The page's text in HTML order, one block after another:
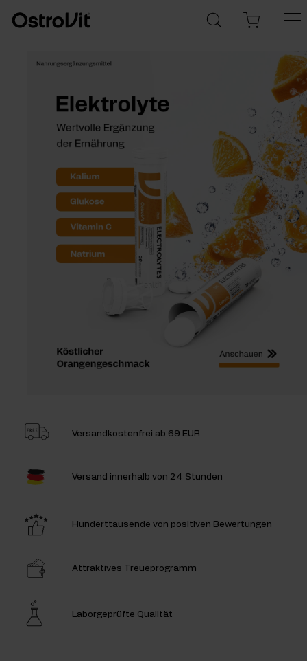
Versandkostenfrei ab 69 EUR
Versand innerhalb von 24 Stunden
Hunderttausende von positiven Bewertungen
Attraktives Treueprogramm
Laborgeprüfte Qualität